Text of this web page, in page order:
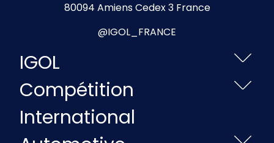
80094 Amiens Cedex 3 France
@IGOL_FRANCE
IGOL
Compétition
International